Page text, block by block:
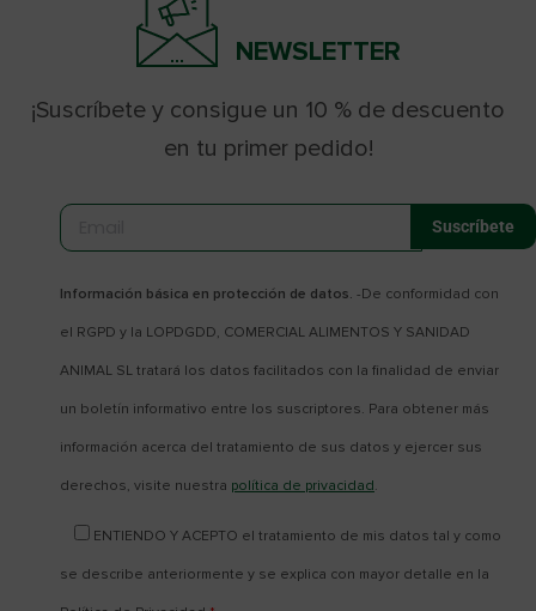
NEWSLETTER
¡Suscríbete y consigue un 10 % de descuento
en tu primer pedido!
Información básica en protección de datos. -De conformidad con
el RGPD y la LOPDGDD, COMERCIAL ALIMENTOS Y SANIDAD
ANIMAL SL tratará los datos facilitados con la finalidad de enviar
un boletín informativo entre los suscriptores. Para obtener más
información acerca del tratamiento de sus datos y ejercer sus
derechos, visite nuestra política de privacidad.
ENTIENDO Y ACEPTO el tratamiento de mis datos tal y como
se describe anteriormente y se explica con mayor detalle en la